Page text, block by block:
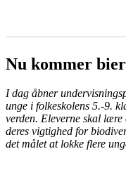
Nu kommer
I dag åbner
unge i folkeskolens 5.-9.
verden. Eleverne skal
deres vigtighed for
det målet at lokke flere